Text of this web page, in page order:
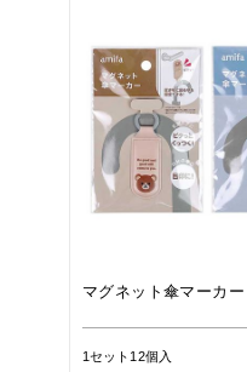
マグネット傘マーカ
1セット12個入